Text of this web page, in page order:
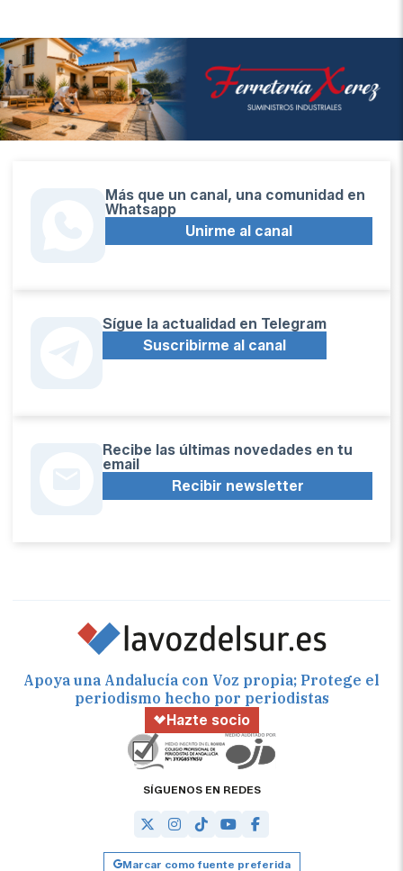
Más que un canal, una comunidad en
Whatsapp
Unirme al canal
Sígue la actualidad en Telegram
Suscribirme al canal
Recibe las últimas novedades en tu
email
Recibir newsletter
Apoya una Andalucía con Voz propia; Protege el
periodismo hecho por periodistas
Hazte socio
SÍGUENOS EN REDES
Marcar como fuente preferida